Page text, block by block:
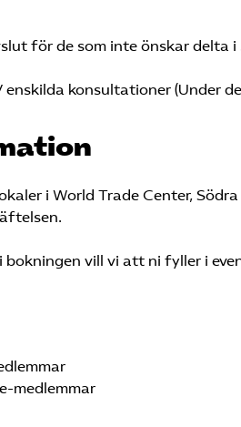
för de som inte önskar delta
enskilda konsultationer (Under
i World Trade Center,
vill vi att ni fyller i
medlemmar